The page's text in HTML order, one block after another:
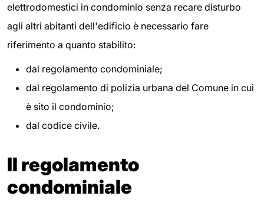
elettrodomestici in condominio senza recare disturbo
agli altri abitanti dell'edificio è necessario fare
riferimento a quanto stabilito:
dal regolamento condominiale;
dal regolamento di polizia urbana del Comune in cui
è sito il condominio;
dal codice civile.
Il regolamento
condominiale